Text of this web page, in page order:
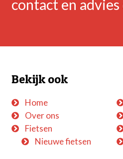
contact en advies
Bekijk ook
Home
Over ons
Fietsen
Nieuwe fietsen